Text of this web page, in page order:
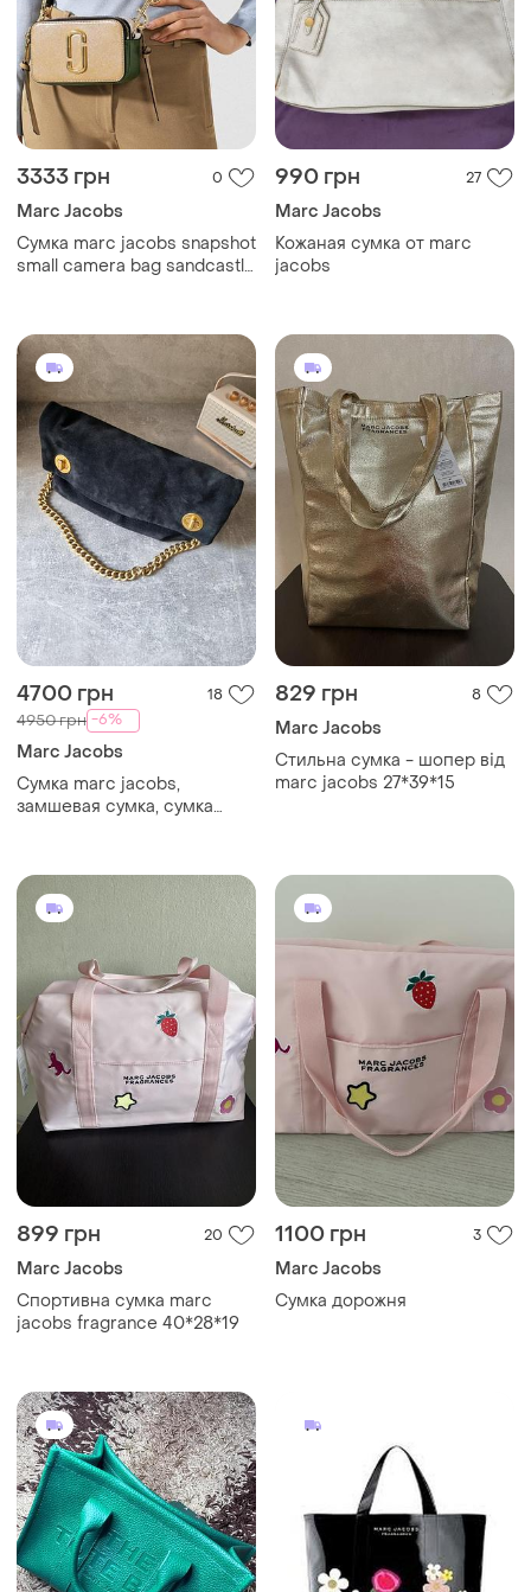
3333 грн 0
Marc Jacobs
Сумка marc jacobs snapshot
small camera bag sandcastle
990 грн 27
Marc Jacobs
Кожаная сумка от marc
jacobs
4700 грн 18
4950 грн -6%
Marc Jacobs
Сумка marc jacobs,
замшевая сумка, сумка
829 грн 8
Marc Jacobs
Стильна сумка - шопер від
marc jacobs 27*39*15
899 грн 20
Marc Jacobs
Спортивна сумка marc
jacobs fragrance 40*28*19
1100 грн 3
Marc Jacobs
Сумка дорожня